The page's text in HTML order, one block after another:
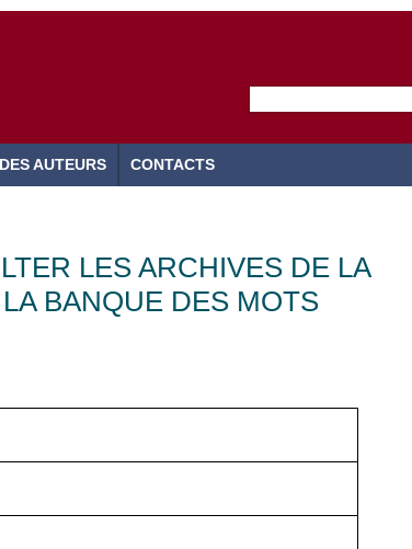
AUTEURS CONTACTS
LES ARCHIVES DE LA
BANQUE DES MOTS